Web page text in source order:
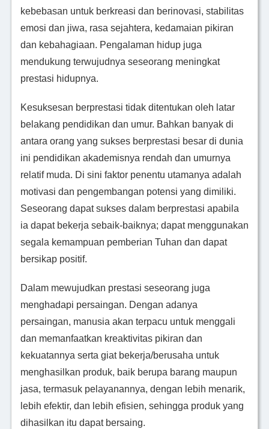
kebebasan untuk berkreasi dan berinovasi, stabilitas
emosi dan jiwa, rasa sejahtera, kedamaian pikiran
dan kebahagiaan. Pengalaman hidup juga
mendukung terwujudnya seseorang meningkat
prestasi hidupnya.
Kesuksesan berprestasi tidak ditentukan oleh latar
belakang pendidikan dan umur. Bahkan banyak di
antara orang yang sukses berprestasi besar di dunia
ini pendidikan akademisnya rendah dan umurnya
relatif muda. Di sini faktor penentu utamanya adalah
motivasi dan pengembangan potensi yang dimiliki.
Seseorang dapat sukses dalam berprestasi apabila
ia dapat bekerja sebaik-baiknya; dapat menggunakan
segala kemampuan pemberian Tuhan dan dapat
bersikap positif.
Dalam mewujudkan prestasi seseorang juga
menghadapi persaingan. Dengan adanya
persaingan, manusia akan terpacu untuk menggali
dan memanfaatkan kreaktivitas pikiran dan
kekuatannya serta giat bekerja/berusaha untuk
menghasilkan produk, baik berupa barang maupun
jasa, termasuk pelayanannya, dengan lebih menarik,
lebih efektir, dan lebih efisien, sehingga produk yang
dihasilkan itu dapat bersaing.